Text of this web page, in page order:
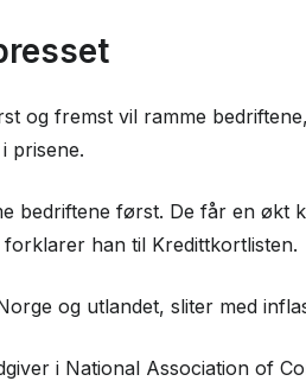
og fremst vil ramme
prisene.
bedriftene først. De får en økt
han til Kredittkortlisten.
og utlandet, sliter med
i National Association of